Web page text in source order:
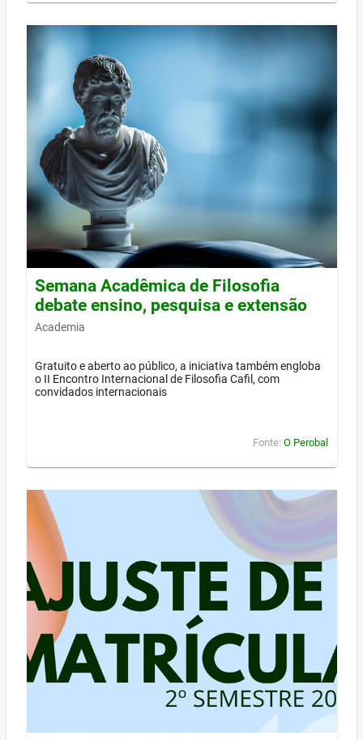
Semana Acadêmica de Filosofia
debate ensino, pesquisa e extensão
Academia
Gratuito e aberto ao público, a iniciativa também engloba
o II Encontro Internacional de Filosofia Cafil, com
convidados internacionais
Fonte: O Perobal